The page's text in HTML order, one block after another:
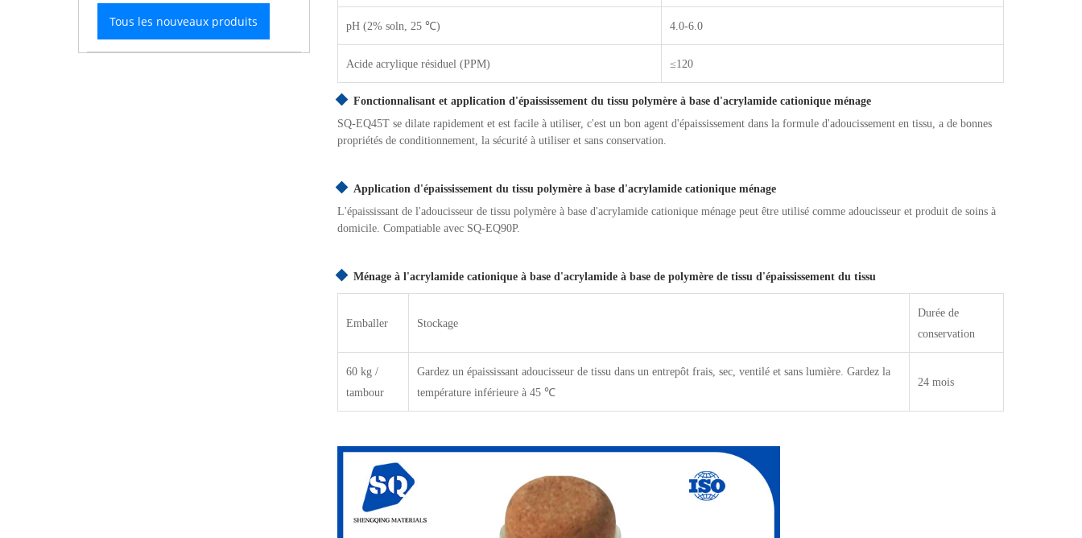
Tous les nouveaux produits pH (2% soln, 25 ℃) 4.0-6.0
Acide acrylique résiduel (PPM) ≤120
Fonctionnalisant et application d'épaississement du tissu polymère à base d'acrylamide cationique ménage
SQ-EQ45T se dilate rapidement et est facile à utiliser, c'est un bon agent d'épaississement dans la formule d'adoucissement en tissu, a de bonnes
propriétés de conditionnement, la sécurité à utiliser et sans conservation.
Application d'épaississement du tissu polymère à base d'acrylamide cationique ménage
L'épaississant de l'adoucisseur de tissu polymère à base d'acrylamide cationique ménage peut être utilisé comme adoucisseur et produit de soins à
domicile. Compatiable avec SQ-EQ90P.
Ménage à l'acrylamide cationique à base d'acrylamide à base de polymère de tissu d'épaississement du tissu
Emballer Stockage
Durée de
conservation
60 kg /
tambour
Gardez un épaississant adoucisseur de tissu dans un entrepôt frais, sec, ventilé et sans lumière. Gardez la
température inférieure à 45 ℃
24 mois